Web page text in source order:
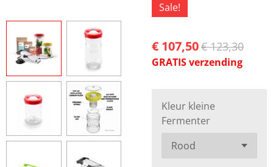
Sale!
€ 107,50€ 123,30
GRATIS verzending
Kleur kleine
Fermenter